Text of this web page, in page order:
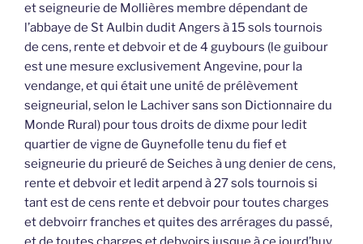
et seigneurie de Mollières membre dépendant de
l’abbaye de St Aulbin dudit Angers à 15 sols tournois
de cens, rente et debvoir et de 4 guybours (le guibour
est une mesure exclusivement Angevine, pour la
vendange, et qui était une unité de prélèvement
seigneurial, selon le Lachiver sans son Dictionnaire du
Monde Rural) pour tous droits de dixme pour ledit
quartier de vigne de Guynefolle tenu du fief et
seigneurie du prieuré de Seiches à ung denier de cens,
rente et debvoir et ledit arpend à 27 sols tournois si
tant est de cens rente et debvoir pour toutes charges
et debvoirr franches et quites des arrérages du passé,